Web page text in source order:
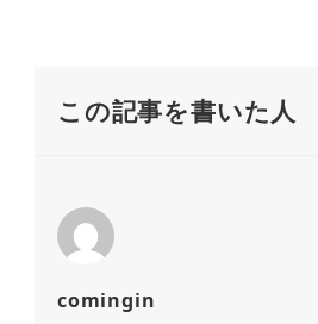
この記事を書いた人
comingin